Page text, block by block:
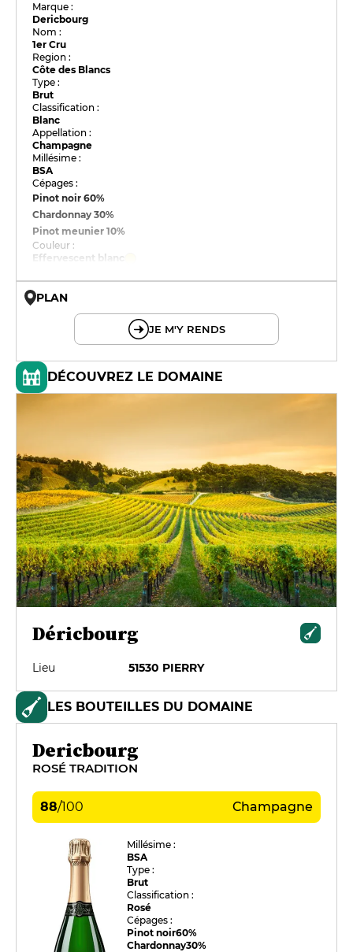
Marque :
Dericbourg
Nom :
1er Cru
Region :
Côte des Blancs
Type :
Brut
Classification :
Blanc
Appellation :
Champagne
Millésime :
BSA
Cépages :
Pinot noir60%
Chardonnay30%
Pinot meunier10%
Couleur :
Effervescent blanc
PLAN
JE M'Y RENDS
DÉCOUVREZ LE DOMAINE
Déricbourg
Lieu 51530 PIERRY
LES BOUTEILLES DU DOMAINE
Dericbourg
ROSÉ TRADITION
88/100 Champagne
Millésime :
BSA
Type :
Brut
Classification :
Rosé
Cépages :
Pinot noir60%
Chardonnay30%